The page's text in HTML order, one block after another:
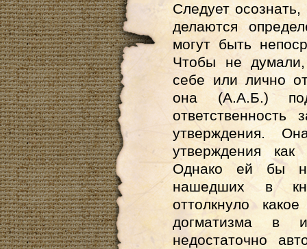
Следует
делаются
могут быть
Чтобы не
себе или лично
она (А.А.Б.)
утверждения.
утверждения
Однако ей бы
нашедших в
оттолкнуло
догматизма в
недостаточно